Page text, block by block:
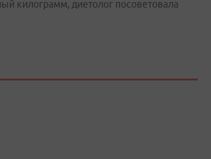
килограмм, диетолог посоветовала